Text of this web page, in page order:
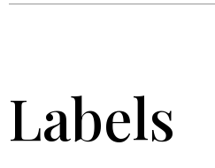
Labels